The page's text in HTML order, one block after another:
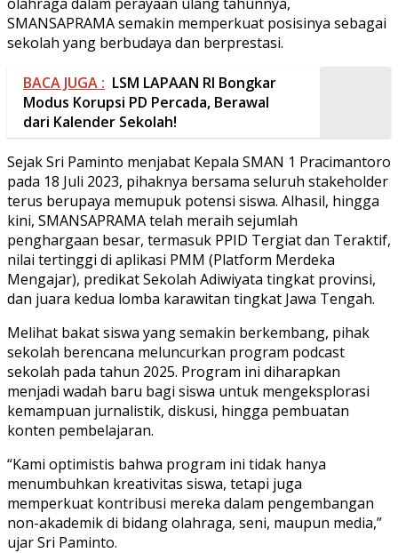
SMANSAPRAMA semakin memperkuat posisinya sebagai
sekolah yang berbudaya dan berprestasi.
BACA JUGA : LSM LAPAAN RI Bongkar
Modus Korupsi PD Percada, Berawal
dari Kalender Sekolah!
Sejak Sri Paminto menjabat Kepala SMAN 1 Pracimantoro
pada 18 Juli 2023, pihaknya bersama seluruh stakeholder
terus berupaya memupuk potensi siswa. Alhasil, hingga
kini, SMANSAPRAMA telah meraih sejumlah
penghargaan besar, termasuk PPID Tergiat dan Teraktif,
nilai tertinggi di aplikasi PMM (Platform Merdeka
Mengajar), predikat Sekolah Adiwiyata tingkat provinsi,
dan juara kedua lomba karawitan tingkat Jawa Tengah.
Melihat bakat siswa yang semakin berkembang, pihak
sekolah berencana meluncurkan program podcast
sekolah pada tahun 2025. Program ini diharapkan
menjadi wadah baru bagi siswa untuk mengeksplorasi
kemampuan jurnalistik, diskusi, hingga pembuatan
konten pembelajaran.
“Kami optimistis bahwa program ini tidak hanya
menumbuhkan kreativitas siswa, tetapi juga
memperkuat kontribusi mereka dalam pengembangan
non-akademik di bidang olahraga, seni, maupun media,”
ujar Sri Paminto.